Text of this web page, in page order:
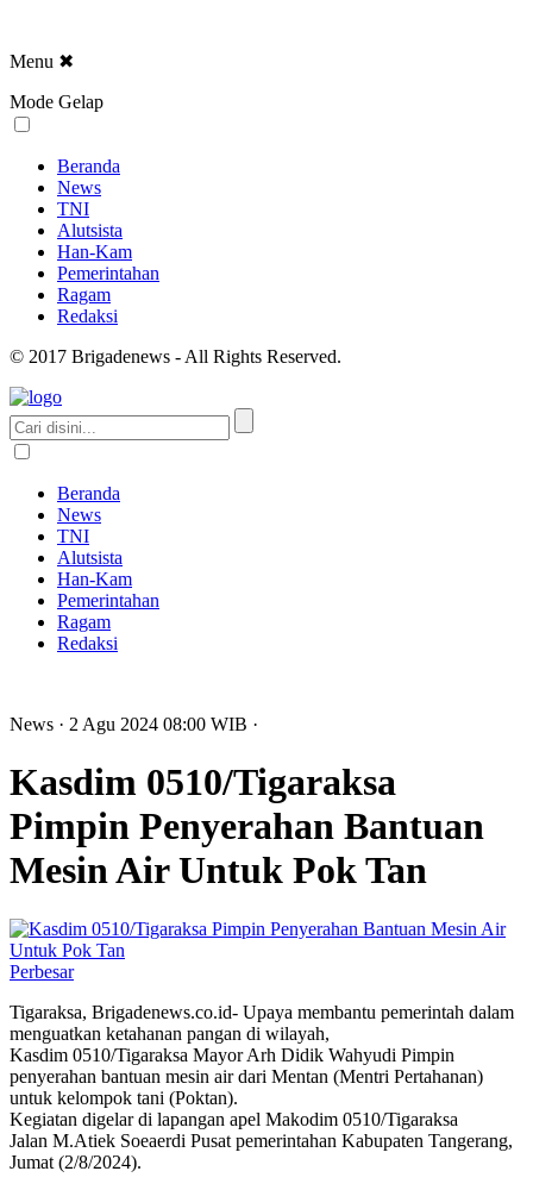
Menu ✖
Mode Gelap
Beranda
News
TNI
Alutsista
Han-Kam
Pemerintahan
Ragam
Redaksi
© 2017 Brigadenews - All Rights Reserved.
Beranda
News
TNI
Alutsista
Han-Kam
Pemerintahan
Ragam
Redaksi
News · 2 Agu 2024 08:00 WIB ·
Kasdim 0510/Tigaraksa
Pimpin Penyerahan Bantuan
Mesin Air Untuk Pok Tan
Perbesar
Tigaraksa, Brigadenews.co.id- Upaya membantu pemerintah dalam
menguatkan ketahanan pangan di wilayah,
Kasdim 0510/Tigaraksa Mayor Arh Didik Wahyudi Pimpin
penyerahan bantuan mesin air dari Mentan (Mentri Pertahanan)
untuk kelompok tani (Poktan).
Kegiatan digelar di lapangan apel Makodim 0510/Tigaraksa
Jalan M.Atiek Soeaerdi Pusat pemerintahan Kabupaten Tangerang,
Jumat (2/8/2024).